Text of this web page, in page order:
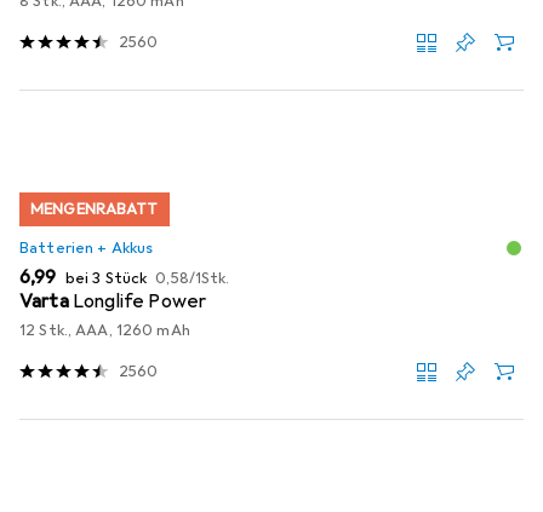
2560
MENGENRABATT
Batterien + Akkus
EUR
6,99 bei 3 Stück EUR
0,58/1Stk.
Varta Longlife Power
12 Stk., AAA, 1260 mAh
2560